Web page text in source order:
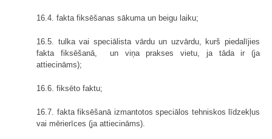
16.4. fakta fiksēšanas sākuma un beigu laiku;
16.5. tulka vai speciālista vārdu un uzvārdu, kurš piedalījies
fakta fiksēšanā, un viņa prakses vietu, ja tāda ir (ja
attiecināms);
16.6. fiksēto faktu;
16.7. fakta fiksēšanā izmantotos speciālos tehniskos līdzekļus
vai mērierīces (ja attiecināms).